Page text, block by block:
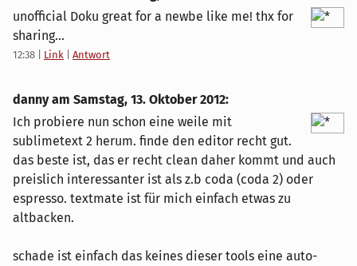
unofficial Doku great for a newbe like me! thx for
sharing...
12:38 Link Antwort
danny am Samstag, 13. Oktober 2012:
Ich probiere nun schon eine weile mit
sublimetext 2 herum. finde den editor recht gut.
das beste ist, das er recht clean daher kommt und auch
preislich interessanter ist als z.b coda (coda 2) oder
espresso. textmate ist für mich einfach etwas zu
altbacken.
schade ist einfach das keines dieser tools eine auto-